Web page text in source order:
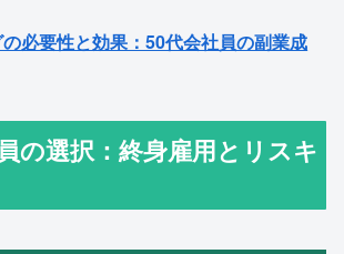
必要性と効果：50代会社員の副業成
の選択：終身雇用とリスキ